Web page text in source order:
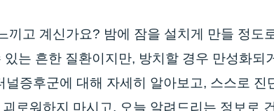
고 계신가요? 밤에 잠을 설치게 만들 정도
는 흔한 질환이지만, 방치할 경우 만성화되
증후군에 대해 자세히 알아보고, 스스로 진
로워하지 마시고, 오늘 알려드리는 정보로